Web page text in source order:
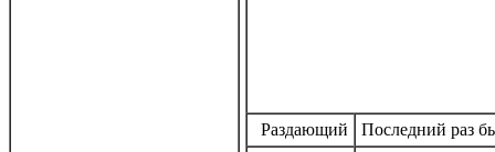
Раздающий
Последний раз